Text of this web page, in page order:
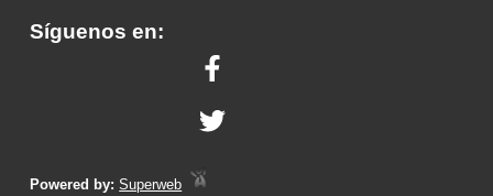
Síguenos en:
Powered by:Superweb